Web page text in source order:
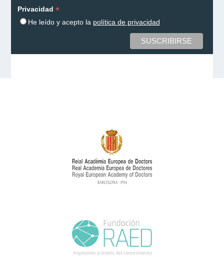
Privacidad *
He leído y acepto la política de privacidad